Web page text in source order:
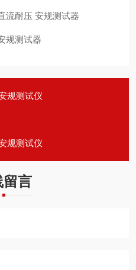
流耐压 安规测试器
规测试器
规测试仪
规测试仪
留言